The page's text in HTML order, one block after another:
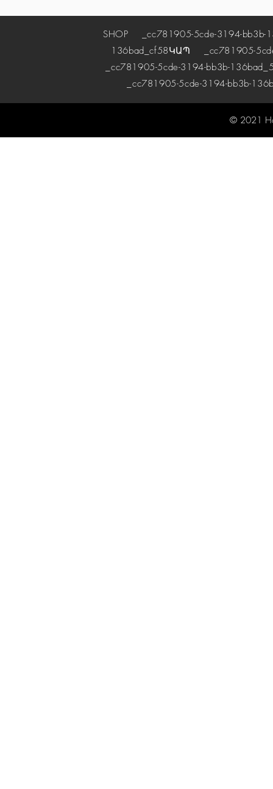
SHOP
_cc781905-5cde-3194-bb3b-
136bad_cf58ԿԱՊ _cc781905-
_cc781905-5cde-3194-bb3b-
_cc781905-5cde-3194-bb3b-
© 2021